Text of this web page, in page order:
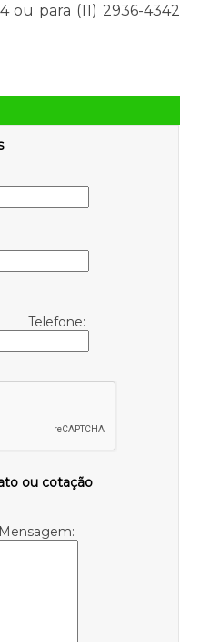
ou para (11) 2936-4342
Telefone:
ou cotação
Mensagem: